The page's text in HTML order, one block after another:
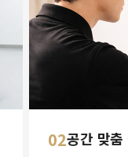
02공간 맞